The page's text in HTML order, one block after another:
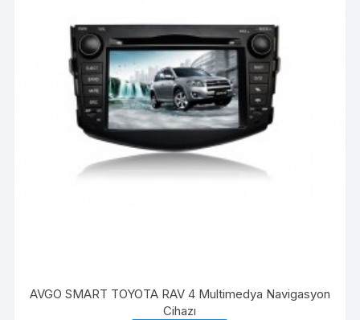
AVGO SMART TOYOTA RAV 4 Multimedya Navigasyon
Cihazı